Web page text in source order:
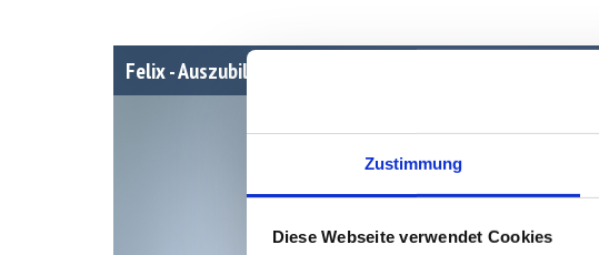
Zustimmung
Diese Webseite verwendet Cookies
Felix - Auszubildender 2. Lehrjahr